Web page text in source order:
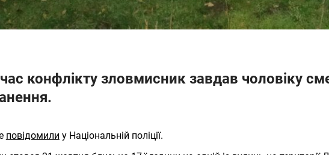
конфлікту зловмисник завдав чоловіку
повідомили у Національній поліції.